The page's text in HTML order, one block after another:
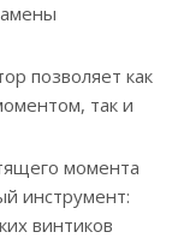
позволяет как
так и
момента
инструмент:
винтиков